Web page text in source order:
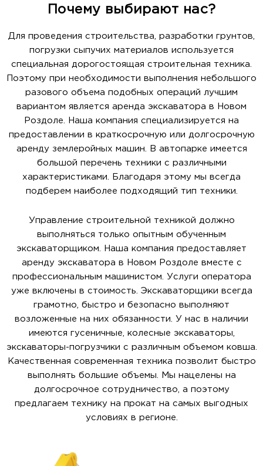
Почему выбирают нас?
Для проведения строительства, разработки грунтов,
погрузки сыпучих материалов используется
специальная дорогостоящая строительная техника.
Поэтому при необходимости выполнения небольшого
разового объема подобных операций лучшим
вариантом является аренда экскаватора в Новом
Роздоле. Наша компания специализируется на
предоставлении в краткосрочную или долгосрочную
аренду землеройных машин. В автопарке имеется
большой перечень техники с различными
характеристиками. Благодаря этому мы всегда
подберем наиболее подходящий тип техники.
Управление строительной техникой должно
выполняться только опытным обученным
экскаваторщиком. Наша компания предоставляет
аренду экскаватора в Новом Роздоле вместе с
профессиональным машинистом. Услуги оператора
уже включены в стоимость. Экскаваторщики всегда
грамотно, быстро и безопасно выполняют
возложенные на них обязанности. У нас в наличии
имеются гусеничные, колесные экскаваторы,
экскаваторы-погрузчики с различным объемом ковша.
Качественная современная техника позволит быстро
выполнять большие объемы. Мы нацелены на
долгосрочное сотрудничество, а поэтому
предлагаем технику на прокат на самых выгодных
условиях в регионе.